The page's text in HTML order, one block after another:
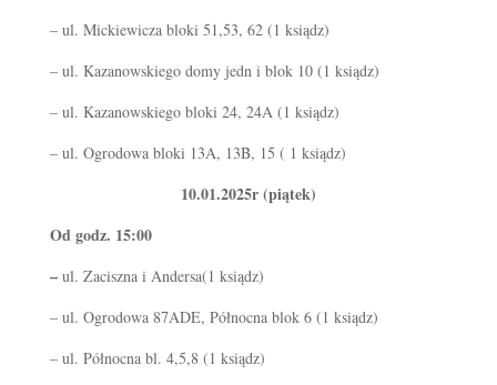
– ul. Mickiewicza bloki 51,53, 62 (1 ksiądz)
– ul. Kazanowskiego domy jedn i blok 10 (1 ksiądz)
– ul. Kazanowskiego bloki 24, 24A (1 ksiądz)
– ul. Ogrodowa bloki 13A, 13B, 15 ( 1 ksiądz)
10.01.2025r (piątek)
Od godz. 15:00
– ul. Zaciszna i Andersa(1 ksiądz)
– ul. Ogrodowa 87ADE, Północna blok 6 (1 ksiądz)
– ul. Północna bl. 4,5,8 (1 ksiądz)